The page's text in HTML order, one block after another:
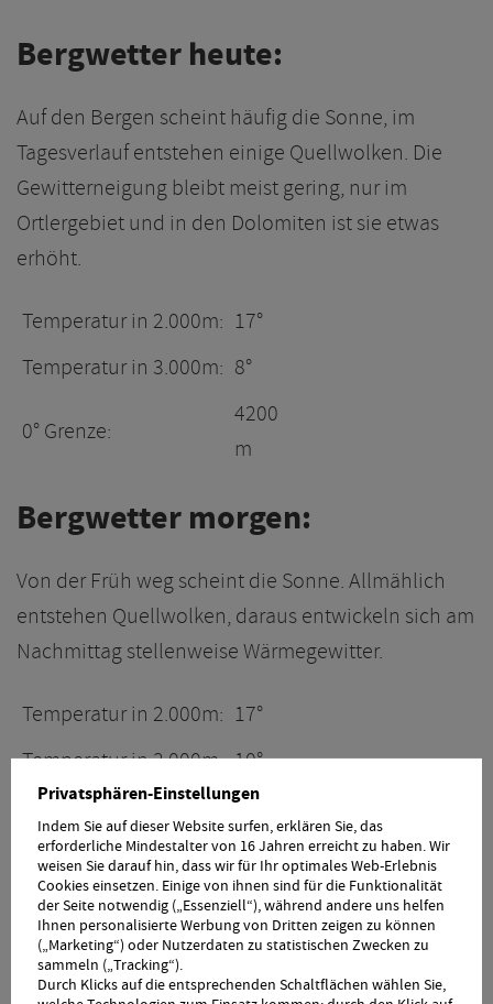
Bergwetter heute:
Auf den Bergen scheint häufig die Sonne, im
Tagesverlauf entstehen einige Quellwolken. Die
Gewitterneigung bleibt meist gering, nur im
Ortlergebiet und in den Dolomiten ist sie etwas
erhöht.
Temperatur in 2.000m: 17°
Temperatur in 3.000m: 8°
0° Grenze:
4200
m
Bergwetter morgen:
Von der Früh weg scheint die Sonne. Allmählich
entstehen Quellwolken, daraus entwickeln sich am
Nachmittag stellenweise Wärmegewitter.
Temperatur in 2.000m: 17°
Temperatur in 3.000m: 10°
0° Grenze:
4400
m
Wetter Entwicklung
Am Montag wechseln sich Sonne und Wolken ab.
Privatsphären-Einstellungen
Indem Sie auf dieser Website surfen, erklären Sie, das
erforderliche Mindestalter von 16 Jahren erreicht zu haben. Wir
weisen Sie darauf hin, dass wir für Ihr optimales Web-Erlebnis
Cookies einsetzen. Einige von ihnen sind für die Funktionalität
der Seite notwendig („Essenziell“), während andere uns helfen
Ihnen personalisierte Werbung von Dritten zeigen zu können
(„Marketing“) oder Nutzerdaten zu statistischen Zwecken zu
sammeln („Tracking“).
Durch Klicks auf die entsprechenden Schaltflächen wählen Sie,